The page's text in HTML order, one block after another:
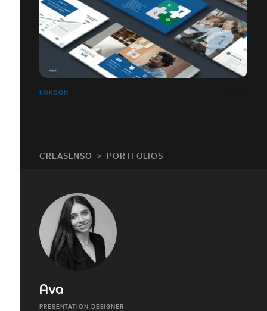
KOKOON
CREASENSO PORTFOLIOS
Ava
PRESENTATION DESIGNER